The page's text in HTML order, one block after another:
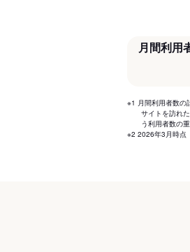
月間利用
※1 月間利用者数の
サイトを訪れ
う利用者数の
※2 2026年3月時点